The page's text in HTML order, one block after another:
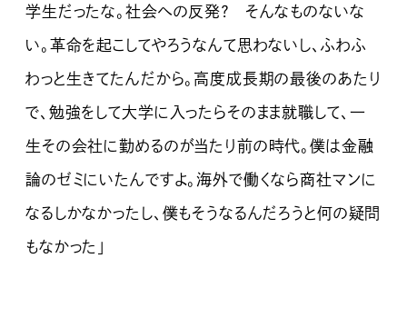
学生だったな。社会への反発？ そんなものないな
い。革命を起こしてやろうなんて思わないし、ふわふ
わっと生きてたんだから。高度成長期の最後のあたり
で、勉強をして大学に入ったらそのまま就職して、一
生その会社に勤めるのが当たり前の時代。僕は金融
論のゼミにいたんですよ。海外で働くなら商社マンに
なるしかなかったし、僕もそうなるんだろうと何の疑問
もなかった」